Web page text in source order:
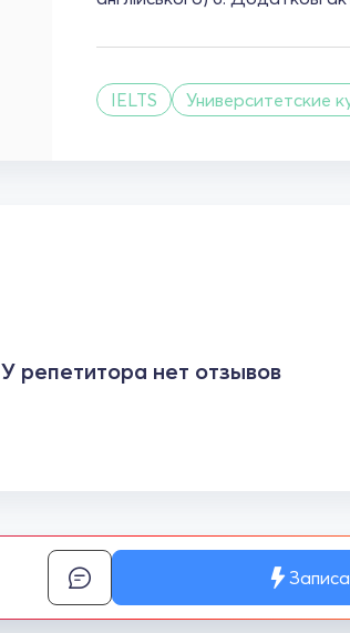
IELTS Университетские
У репетитора нет отзывов